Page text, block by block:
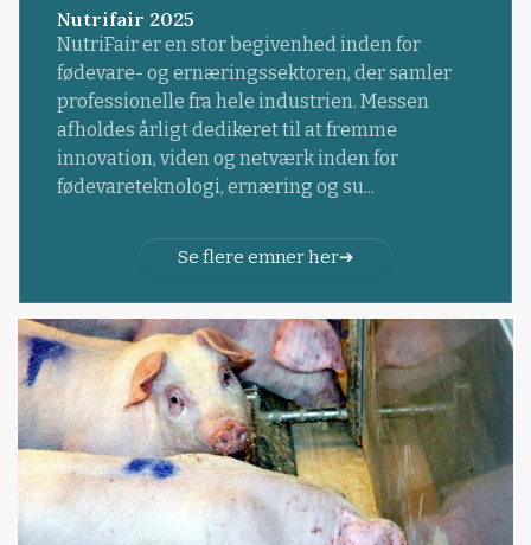
Nutrifair 2025
NutriFair er en stor begivenhed inden for
fødevare- og ernæringssektoren, der samler
professionelle fra hele industrien. Messen
afholdes årligt dedikeret til at fremme
innovation, viden og netværk inden for
fødevareteknologi, ernæring og su...
Se flere emner her